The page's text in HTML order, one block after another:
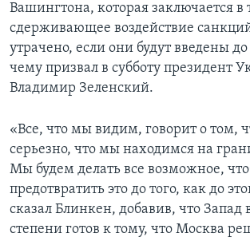
Вашингтона, которая заключается в
сдерживающее воздействие
утрачено, если они будут введены
чему призвал в субботу президент
Владимир Зеленский.
«Все, что мы видим, говорит о том,
серьезно, что мы находимся на
Мы будем делать все возможное,
предотвратить это до того, как до
сказал Блинкен, добавив, что Запад
степени готов к тому, что Москва